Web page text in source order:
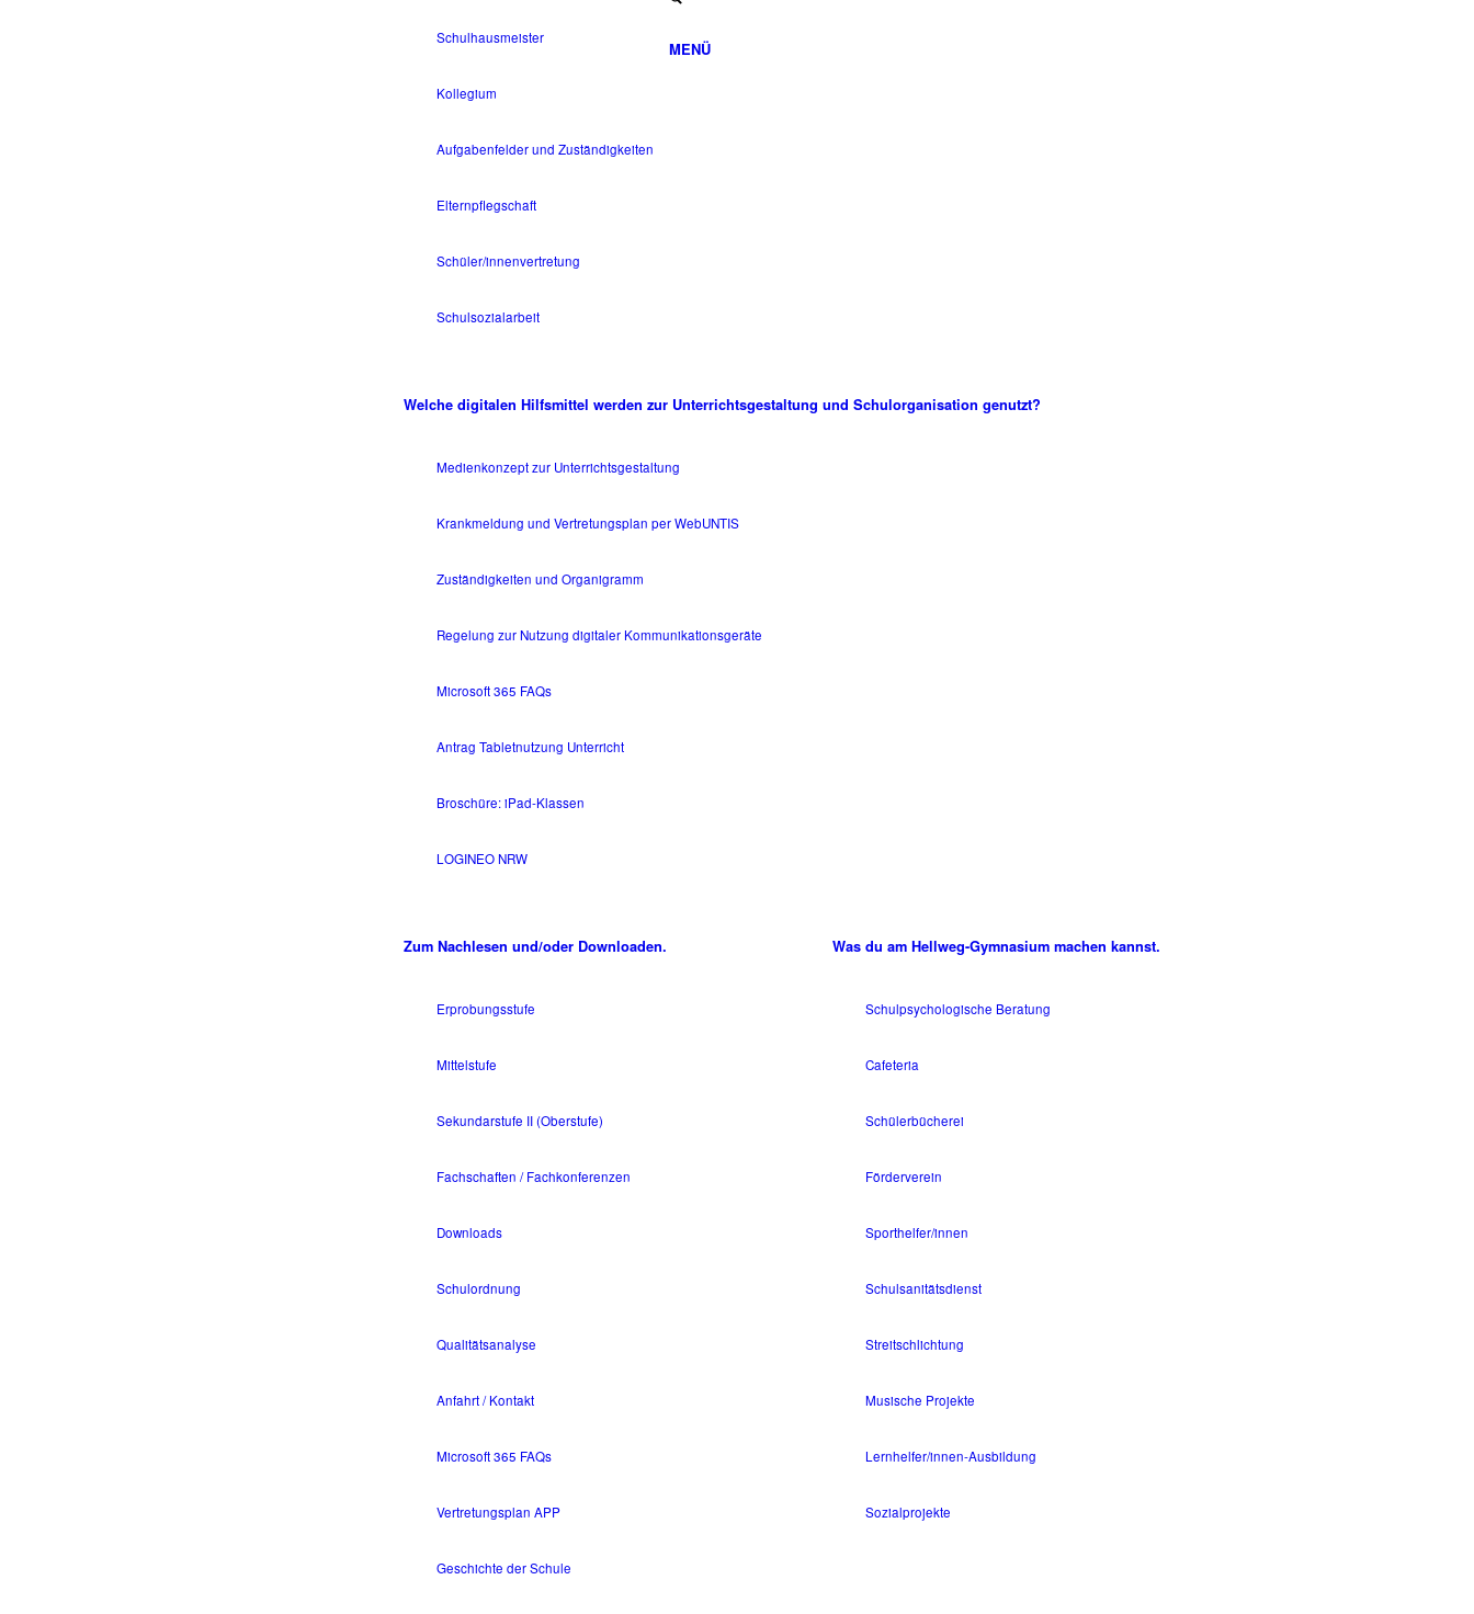
Schulhausmeister
Kollegium
Aufgabenfelder und Zuständigkeiten
Elternpflegschaft
Schüler/innenvertretung
Schulsozialarbeit
Welche digitalen Hilfsmittel werden zur Unterrichtsgestaltung und Schulorganisation genutzt?
Medienkonzept zur Unterrichtsgestaltung
Krankmeldung und Vertretungsplan per WebUNTIS
Zuständigkeiten und Organigramm
Regelung zur Nutzung digitaler Kommunikationsgeräte
Microsoft 365 FAQs
Antrag Tabletnutzung Unterricht
Broschüre: iPad-Klassen
LOGINEO NRW
Zum Nachlesen und/oder Downloaden.
Erprobungsstufe
Mittelstufe
Sekundarstufe II (Oberstufe)
Fachschaften / Fachkonferenzen
Downloads
Schulordnung
Qualitätsanalyse
Anfahrt / Kontakt
Microsoft 365 FAQs
Vertretungsplan APP
Geschichte der Schule
Was du am Hellweg-Gymnasium machen kannst.
Schulpsychologische Beratung
Cafeteria
Schülerbücherei
Förderverein
Sporthelfer/innen
Schulsanitätsdienst
Streitschlichtung
Musische Projekte
Lernhelfer/innen-Ausbildung
Sozialprojekte
MENÜ